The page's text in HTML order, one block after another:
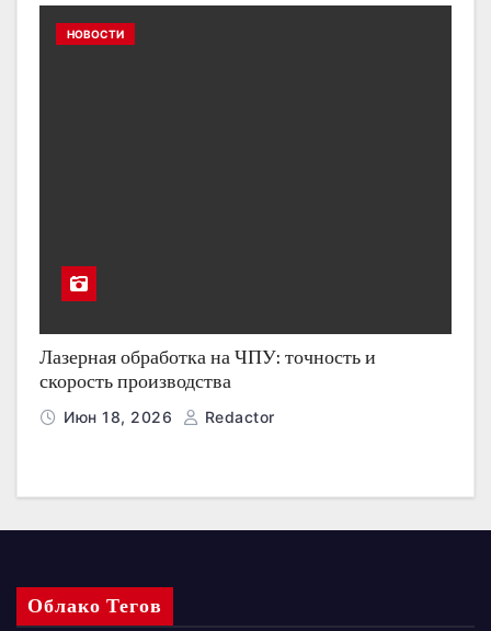
НОВОСТИ
Лазерная обработка на ЧПУ: точность и
скорость производства
Июн 18, 2026 Redactor
Облако Тегов